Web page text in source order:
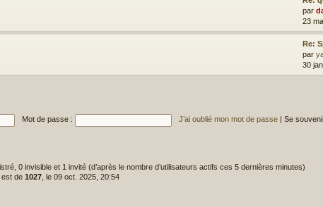
par
23
Re:
par
30
Mot de passe : J’ai oublié mon mot de passe Se
0 invisible et 1 invité (d’après le nombre d’utilisateurs actifs ces 5 dernières minutes)
est de 1027 , le 09 oct. 2025, 20:54